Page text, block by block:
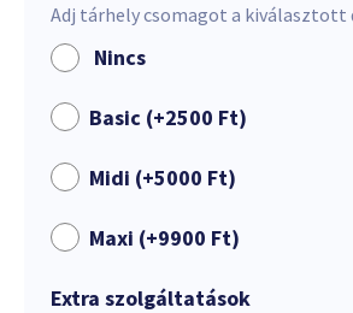
Adj tárhely csomagot a kiválasztott
Nincs
Basic (+2500 Ft)
Midi (+5000 Ft)
Maxi (+9900 Ft)
Extra szolgáltatások